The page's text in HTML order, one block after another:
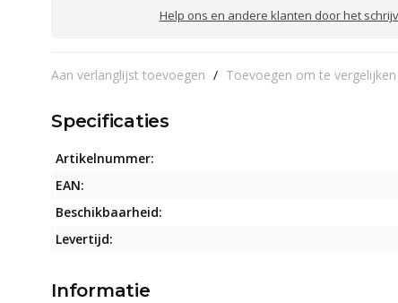
Help ons en andere klanten door het
Aan verlanglijst toevoegen / Toevoegen om te vergelijken
Specificaties
Artikelnummer:
EAN:
Beschikbaarheid:
Levertijd:
Informatie